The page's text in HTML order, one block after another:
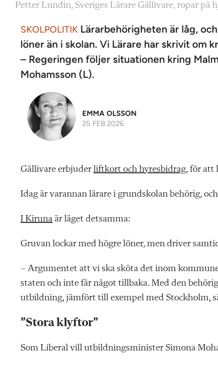
Petter Lundin, Sveriges Lärare Gällivare, ropar på
SKOLPOLITIK Lärarbehörigheten är låg,
löner än i skolan. Vi Lärare har skrivit om
– Regeringen följer situationen kring
Mohamsson (L).
EMMA OLSSON
25 FEB 2026
Gällivare erbjuder liftkort och hyresbidrag, för att
Idag är varannan lärare i grundskolan behörig,
I Kiruna är läget detsamma:
Gruvan lockar med högre löner, men driver
– Argumentet att vi ska sköta det inom
staten och inte får något tillbaka. Med den
utbildning, jämfört till exempel med Stockholm,
”Stora klyftor”
Som Liberal vill utbildningsminister Simona